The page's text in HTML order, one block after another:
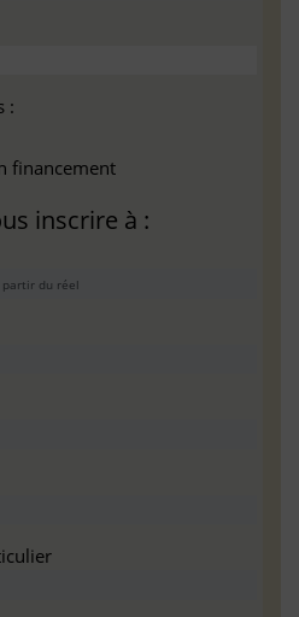
:
financement
inscrire à :